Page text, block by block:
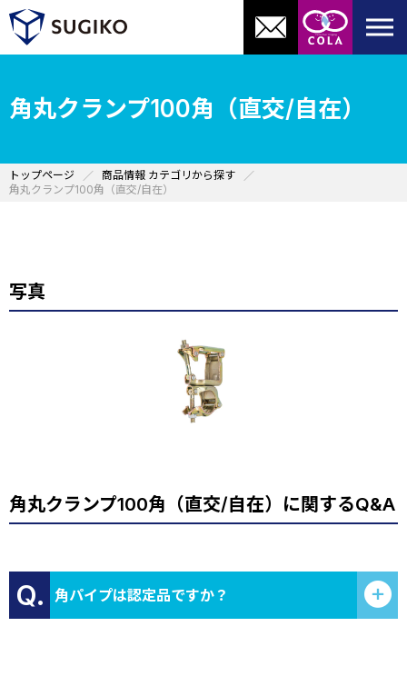
角丸クランプ100角（直交/自在）
トップページ
商品情報 カテゴリから探す
角丸クランプ100角（直交/自在）
写真
角丸クランプ100角（直交/自在）に関するQ&A
Q. 角パイプは認定品ですか？